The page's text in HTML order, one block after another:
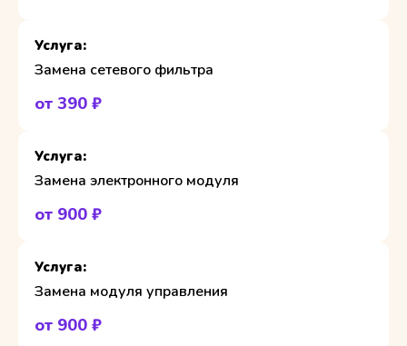
Замена сетевого фильтра
от 390 ₽
Замена электронного модуля
от 900 ₽
Замена модуля управления
от 900 ₽